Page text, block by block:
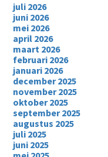
juli 2026
juni 2026
mei 2026
april 2026
maart 2026
februari 2026
januari 2026
december 2025
november 2025
oktober 2025
september 2025
augustus 2025
juli 2025
juni 2025